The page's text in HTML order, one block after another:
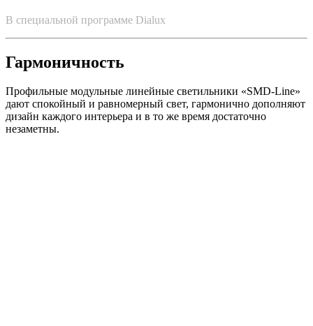
В специальной программе Dialux
Гармоничность
Профильные модульные линейные светильники «SMD-Line»
дают спокойный и равномерный свет, гармонично дополняют
дизайн каждого интерьера и в то же время достаточно
незаметны.